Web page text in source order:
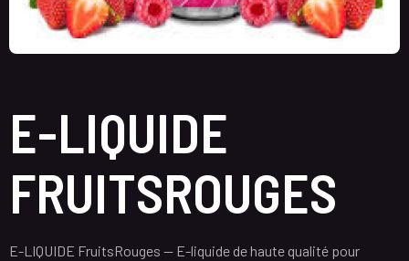
E-LIQUIDE
FRUITSROUGES
E-LIQUIDE FruitsRouges — E-liquide de haute qualité pour